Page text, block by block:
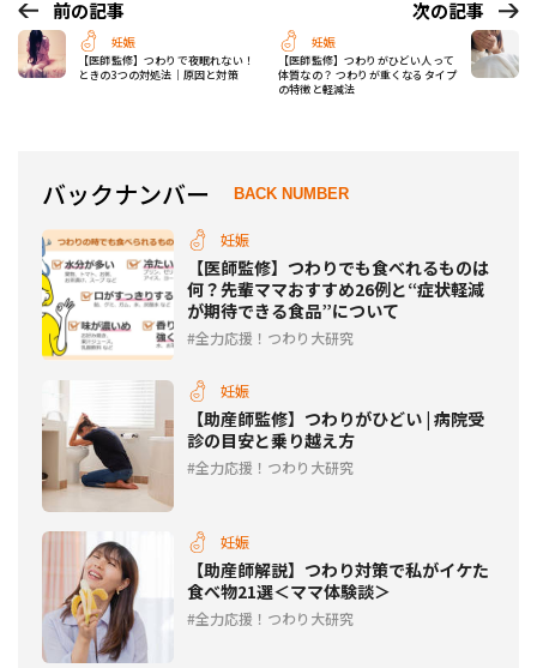
前の記事
妊娠
【医師監修】つわりで夜眠れない！
ときの3つの対処法｜原因と対策
次の記事
妊娠
【医師監修】つわりがひどい人って
体質なの？ つわりが重くなるタイプ
の特徴と軽減法
バックナンバー BACK NUMBER
妊娠
【医師監修】つわりでも食べれるものは
何？先輩ママおすすめ26例と“症状軽減
が期待できる食品”について
全力応援！つわり大研究
妊娠
【助産師監修】つわりがひどい | 病院受
診の目安と乗り越え方
全力応援！つわり大研究
妊娠
【助産師解説】つわり対策で私がイケた
食べ物21選＜ママ体験談＞
全力応援！つわり大研究